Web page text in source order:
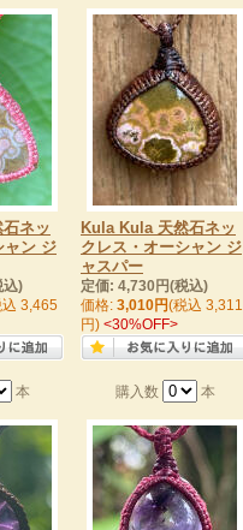
ネッ
ャン ジ
込)
3,465
本
Kula Kula 天然石ネッ
クレス・オーシャン ジ
ャスパー
定価: 4,730円(税込)
価格: 3,010円(税込 3,311
円) <30%OFF>
購入数 本